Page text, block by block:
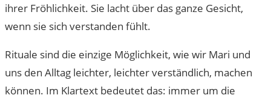
ihrer Fröhlichkeit. Sie lacht über das ganze Gesicht,
wenn sie sich verstanden fühlt.
Rituale sind die einzige Möglichkeit, wie wir Mari und
uns den Alltag leichter, leichter verständlich, machen
können. Im Klartext bedeutet das: immer um die